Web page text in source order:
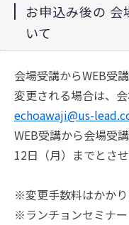
お申込み後の 会
いて
会場受講からWEB受
変更される場合は、
echoawaji@us-
WEB受講から会場受
12日（月）までとさ
※変更手数料はかかり
※ランチョンセミナ